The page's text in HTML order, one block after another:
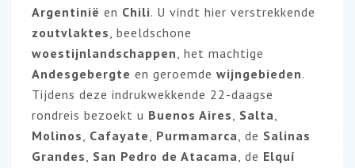
Argentinië en Chili. U vindt hier verstrekkende
zoutvlaktes, beeldschone
woestijnlandschappen, het machtige
Andesgebergte en geroemde wijngebieden.
Tijdens deze indrukwekkende 22-daagse
rondreis bezoekt u Buenos Aires, Salta,
Molinos, Cafayate, Purmamarca, de Salinas
Grandes, San Pedro de Atacama, de Elquí